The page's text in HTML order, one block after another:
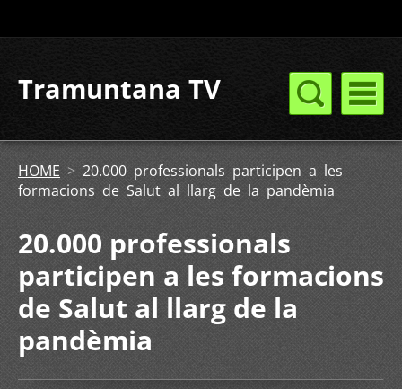
Tramuntana TV
HOME > 20.000 professionals participen a les
formacions de Salut al llarg de la pandèmia
20.000 professionals
participen a les formacions
de Salut al llarg de la
pandèmia